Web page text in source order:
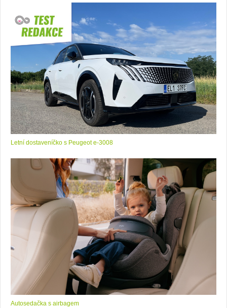
Letní dostaveníčko s Peugeot e-3008
Autosedačka s airbagem